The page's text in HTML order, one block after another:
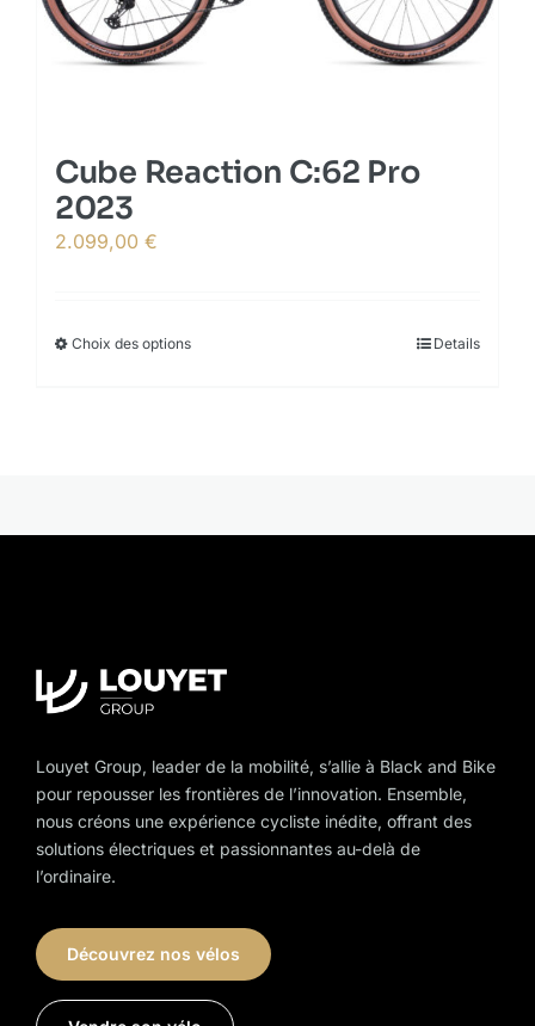
on
the
Cube Reaction C:62 Pro
2023
2.099,00 €
Choix des optionsThis
options
the
Details
Louyet Group, leader de la mobilité, s’allie à Black and Bike
pour repousser les frontières de l’innovation. Ensemble,
nous créons une expérience cycliste inédite, offrant des
solutions électriques et passionnantes au-delà de
l’ordinaire.
Découvrez nos vélos